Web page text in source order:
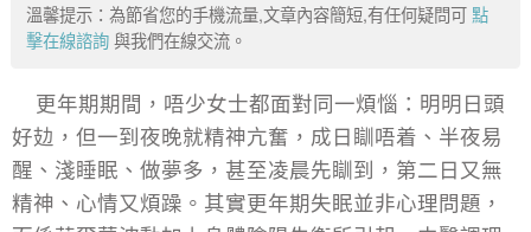
溫馨提示：為節省您的手機流量,文章內容簡短,有任何疑問可點
擊在線諮詢 與我們在線交流。
更年期期間，唔少女士都面對同一煩惱：明明日頭
好攰，但一到夜晚就精神亢奮，成日瞓唔着、半夜易
醒、淺睡眠、做夢多，甚至凌晨先瞓到，第二日又無
精神、心情又煩躁。其實更年期失眠並非心理問題，